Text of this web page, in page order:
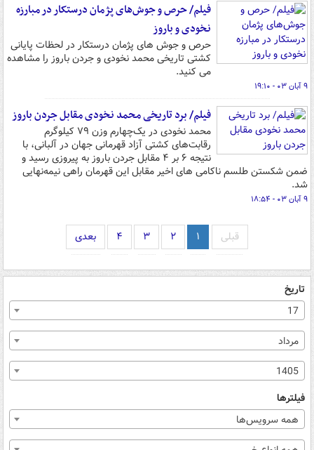
فیلم/ حرص و جوش‌های پژمان درستکار در مبارزه
نخودی و باروز
حرص و جوش های پژمان درستکار در لحظات پایانی
کشتی تاریخی محمد نخودی و جردن باروز را مشاهده
می کنید.
۹ آبان ۰۳ - ۱۹:۱۰
فیلم/ برد تاریخی محمد نخودی مقابل جردن باروز
محمد نخودی در یک‌چهارم وزن ۷۹ کیلوگرم
رقابت‌های کشتی آزاد قهرمانی جهان در آلبانی، با
نتیجه ۶ بر ۴ مقابل جردن باروز به پیروزی رسید و
ضمن شکستن طلسم ناکامی های اخیر مقابل این قهرمان راهی نیمه‌نهایی
شد.
۹ آبان ۰۳ - ۱۸:۵۴
قبلی ۱ ۲ ۳ ۴ بعدی
تاریخ
17
مرداد
1405
فیلترها
همه سرویس‌ها